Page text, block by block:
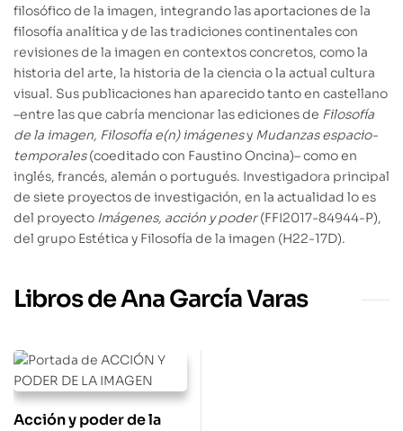
filosófico de la imagen, integrando las aportaciones de la
filosofía analítica y de las tradiciones continentales con
revisiones de la imagen en contextos concretos, como la
historia del arte, la historia de la ciencia o la actual cultura
visual. Sus publicaciones han aparecido tanto en castellano
–entre las que cabría mencionar las ediciones de Filosofía
de la imagen, Filosofía e(n) imágenesy Mudanzas espacio-
temporales(coeditado con Faustino Oncina)– como en
inglés, francés, alemán o portugués. Investigadora principal
de siete proyectos de investigación, en la actualidad lo es
del proyecto Imágenes, acción y poder(FFI2017-84944-P),
del grupo Estética y Filosofía de la imagen (H22-17D).
Libros de Ana García Varas
Acción y poder de la